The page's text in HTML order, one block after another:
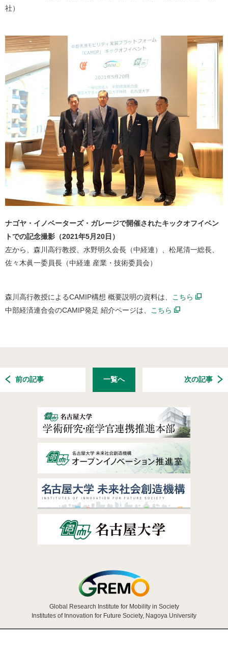
社）
ナゴヤ・イノベーターズ・ガレージで開催されたキックオフイベン
トでの記念撮影（2021年5月20日）
左から、森川高行教授、水野明久会長（中経連）、松尾清一総長、
佐々木眞一委員長（中経連 産業・技術委員会）
森川高行教授によるCAMIP構想 概要説明の資料は、
こちら
中部経済連合会のCAMIP発足 紹介ページは、
こちら
前の記事 一覧へ 次の記事
Global Research Institute for Mobility in Society
Institutes of Innovation for Future Society, Nagoya University